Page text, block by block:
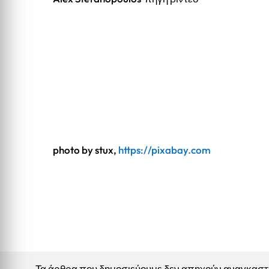
photo by stux, https://pixabay.com